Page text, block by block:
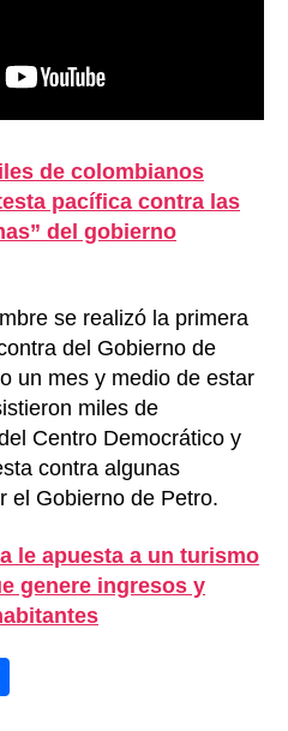
de colombianos
pacífica contra las
del gobierno
se realizó la primera
del Gobierno de
un mes y medio de estar
miles de
Centro Democrático y
contra algunas
el Gobierno de Petro.
le apuesta a un turismo
genere ingresos y